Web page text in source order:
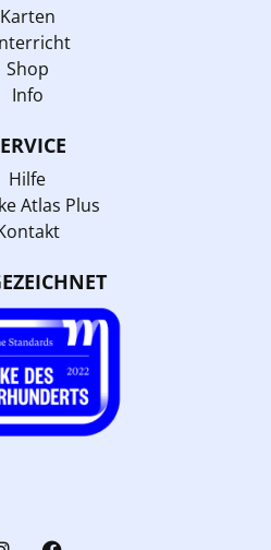
Karten
Shop
Info
Hilfe
Atlas Plus